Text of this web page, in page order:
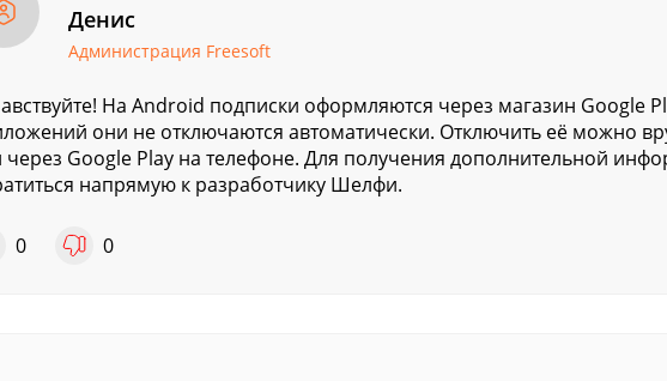
Денис
Администрация Freesoft
На Android подписки оформляются через магазин Google
они не отключаются автоматически. Отключить её можно
через Google Play на телефоне. Для получения дополнительной
напрямую к разработчику Шелфи.
0 0